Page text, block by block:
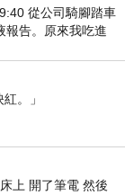
從公司騎腳踏車
報告。原來我吃進
而是超
。」
上 開了筆電 然後